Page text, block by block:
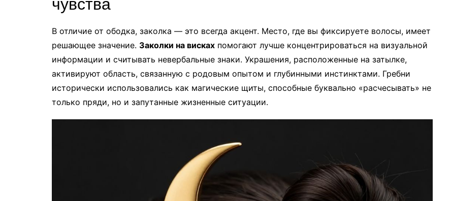
чувства
В отличие от ободка, заколка — это всегда акцент. Место, где вы фиксируете волосы, имеет
решающее значение. Заколки на висках помогают лучше концентрироваться на визуальной
информации и считывать невербальные знаки. Украшения, расположенные на затылке,
активируют область, связанную с родовым опытом и глубинными инстинктами. Гребни
исторически использовались как магические щиты, способные буквально «расчесывать» не
только пряди, но и запутанные жизненные ситуации.